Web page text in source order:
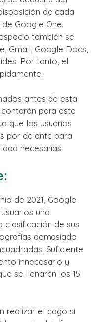
de cada
Google One.
también se
Gmail, Google Docs,
Por tanto, el
antes de esta
para este
que los usuarios
por delante para
necesarias.
de 2021, Google
una
clasificación de sus
demasiado
Suficiente
innecesario y
se llenarán los 15
realizar el pago si